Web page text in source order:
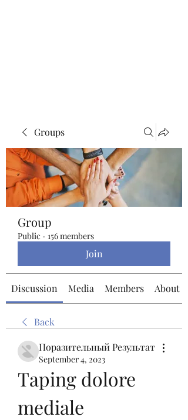
Groups
Group
Public · 156 members
Join
Discussion Media Members About
Back
Поразительный Результат
September 4, 2023
Taping dolore
mediale